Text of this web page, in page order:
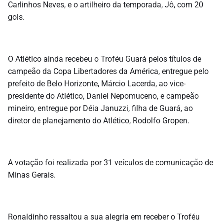
Carlinhos Neves, e o artilheiro da temporada, Jô, com 20
gols.
O Atlético ainda recebeu o Troféu Guará pelos títulos de
campeão da Copa Libertadores da América, entregue pelo
prefeito de Belo Horizonte, Márcio Lacerda, ao vice-
presidente do Atlético, Daniel Nepomuceno, e campeão
mineiro, entregue por Déia Januzzi, filha de Guará, ao
diretor de planejamento do Atlético, Rodolfo Gropen.
A votação foi realizada por 31 veículos de comunicação de
Minas Gerais.
Ronaldinho ressaltou a sua alegria em receber o Troféu